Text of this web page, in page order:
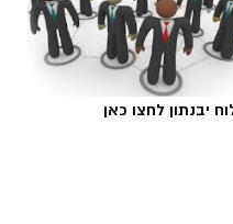
יבנתון לחצו כאן